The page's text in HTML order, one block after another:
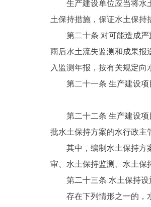
生产建设单位应当将水
土保持措施，保证水土保持
第二十条 对可能造成
雨后水土流失监测和成果报
入监测年报，按有关规定向
第二十一条 生产建设
第二十二条 生产建设
批水土保持方案的水行政主
其中，编制水土保持方
审、水土保持监测、水土保
第二十三条 水土保持
存在下列情形之一的，